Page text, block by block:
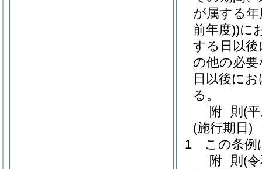
が属する年
前年度))に
する日以
の他の必
日以後に
る。
附 則 (
(施行期日)
1
この条例
附 則 (